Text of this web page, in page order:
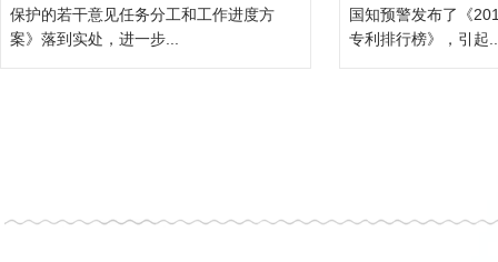
保护的若干意见任务分工和工作进度方
案》落到实处，进一步...
国知预警发布了《
专利排行榜》，引起